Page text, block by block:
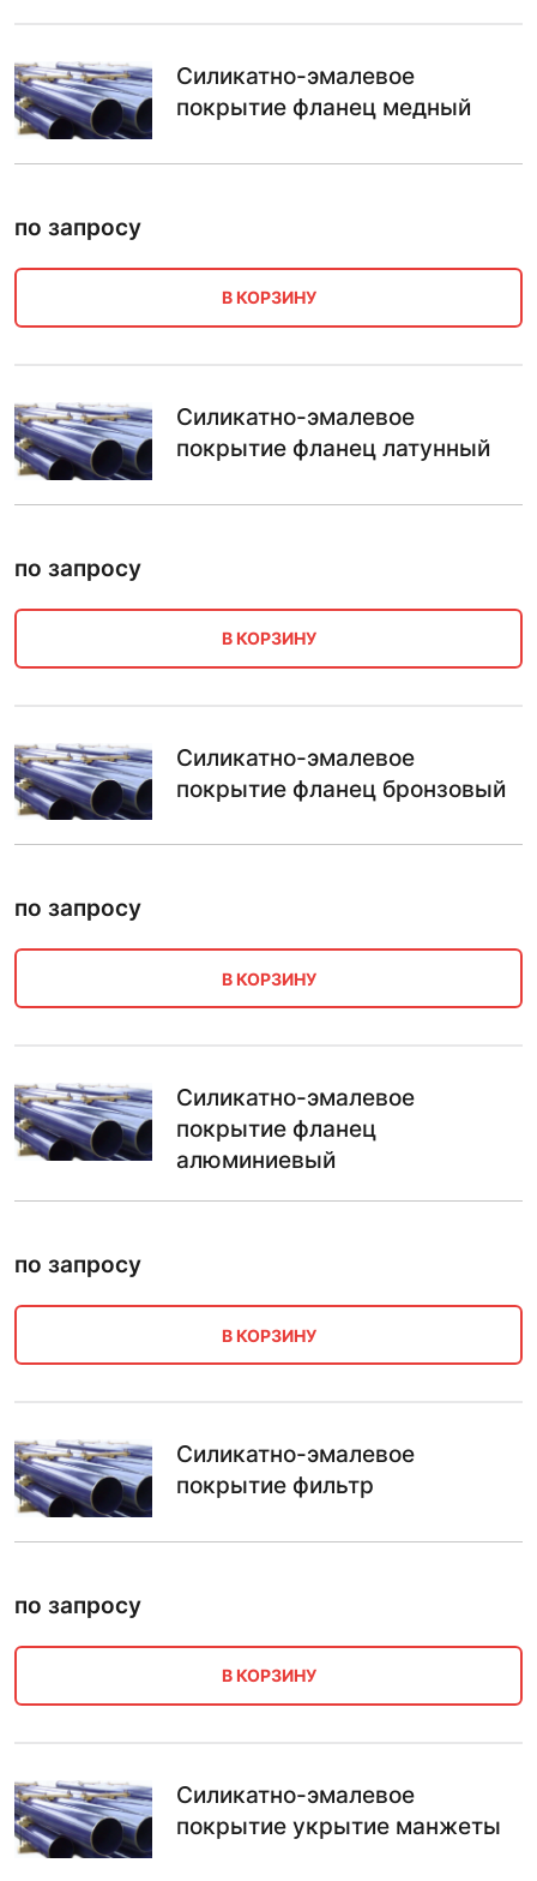
Силикатно-эмалевое
покрытие фланец медный
по запросу
В КОРЗИНУ
Силикатно-эмалевое
покрытие фланец латунный
по запросу
В КОРЗИНУ
Силикатно-эмалевое
покрытие фланец бронзовый
по запросу
В КОРЗИНУ
Силикатно-эмалевое
покрытие фланец
алюминиевый
по запросу
В КОРЗИНУ
Силикатно-эмалевое
покрытие фильтр
по запросу
В КОРЗИНУ
Силикатно-эмалевое
покрытие укрытие манжеты